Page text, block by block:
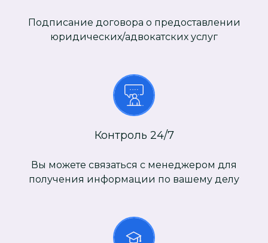
Подписание договора о предоставлении
юридических/адвокатских услуг
Контроль 24/7
Вы можете связаться с менеджером для
получения информации по вашему делу